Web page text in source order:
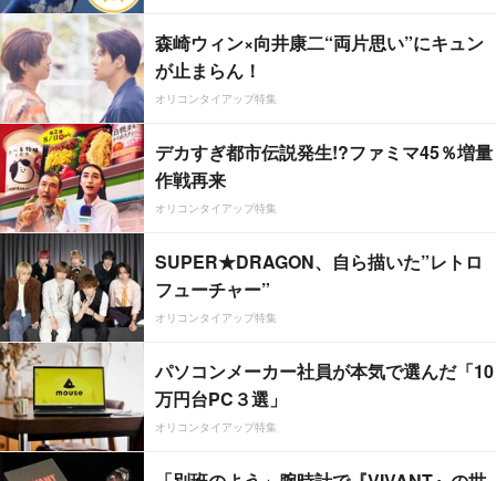
森崎ウィン×向井康二“両片思い”にキュン
が止まらん！
オリコンタイアップ特集
デカすぎ都市伝説発生!?ファミマ45％増量
作戦再来
オリコンタイアップ特集
SUPER★DRAGON、自ら描いた”レトロ
フューチャー”
オリコンタイアップ特集
パソコンメーカー社員が本気で選んだ「10
万円台PC３選」
オリコンタイアップ特集